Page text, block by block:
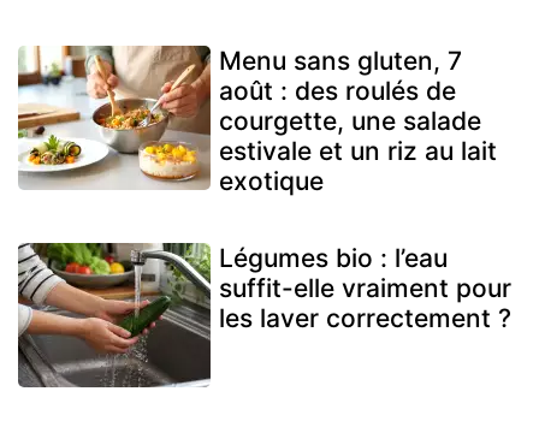
Menu sans gluten, 7
août : des roulés de
courgette, une salade
estivale et un riz au lait
exotique
Légumes bio : l’eau
suffit-elle vraiment pour
les laver correctement ?